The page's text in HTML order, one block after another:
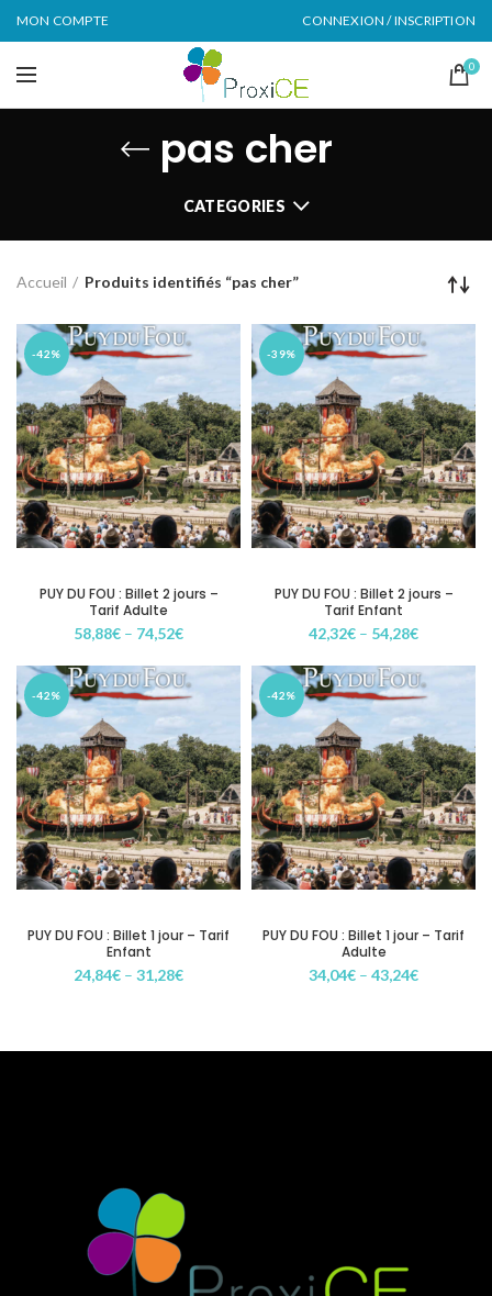
MON COMPTE CONNEXION / INSCRIPTION
0
pas cher
CATEGORIES
Accueil Produits identifiés “pas cher”
-42%
PUY DU FOU : Billet 2 jours –
Tarif Adulte
58,88€ – 74,52€
-39%
PUY DU FOU : Billet 2 jours –
Tarif Enfant
42,32€ – 54,28€
-42%
PUY DU FOU : Billet 1 jour – Tarif
Enfant
24,84€ – 31,28€
-42%
PUY DU FOU : Billet 1 jour – Tarif
Adulte
34,04€ – 43,24€